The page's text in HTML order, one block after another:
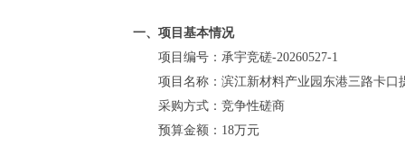
一、项目基本情况
项目编号： 承宇竞磋-20260527-1
项目名称： 滨江新材料产业园东港三路卡口
采购方式：竞争性磋商
预算金额： 18万元